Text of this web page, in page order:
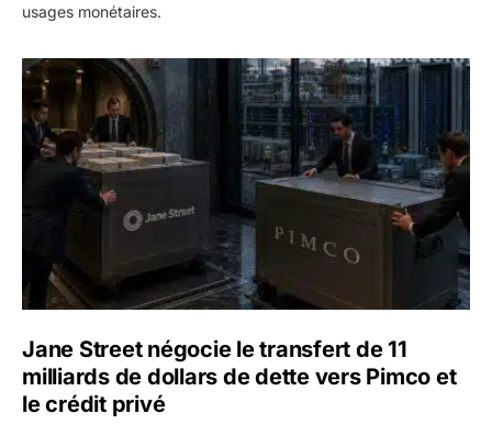
usages monétaires.
Jane Street négocie le transfert de 11 milliards de
Jane Street négocie le transfert de 11
milliards de dollars de dette vers Pimco et
le crédit privé